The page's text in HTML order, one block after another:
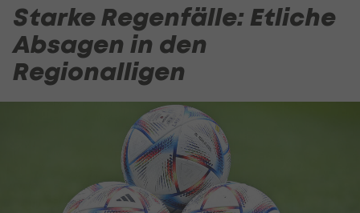
Starke Regenfälle: Etliche
Absagen in den
Regionalligen